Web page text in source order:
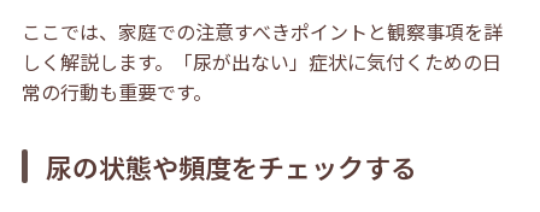
ここでは、家庭での注意すべきポイントと観察事項を詳
しく解説します。「尿が出ない」症状に気付くための日
常の行動も重要です。
尿の状態や頻度をチェックする